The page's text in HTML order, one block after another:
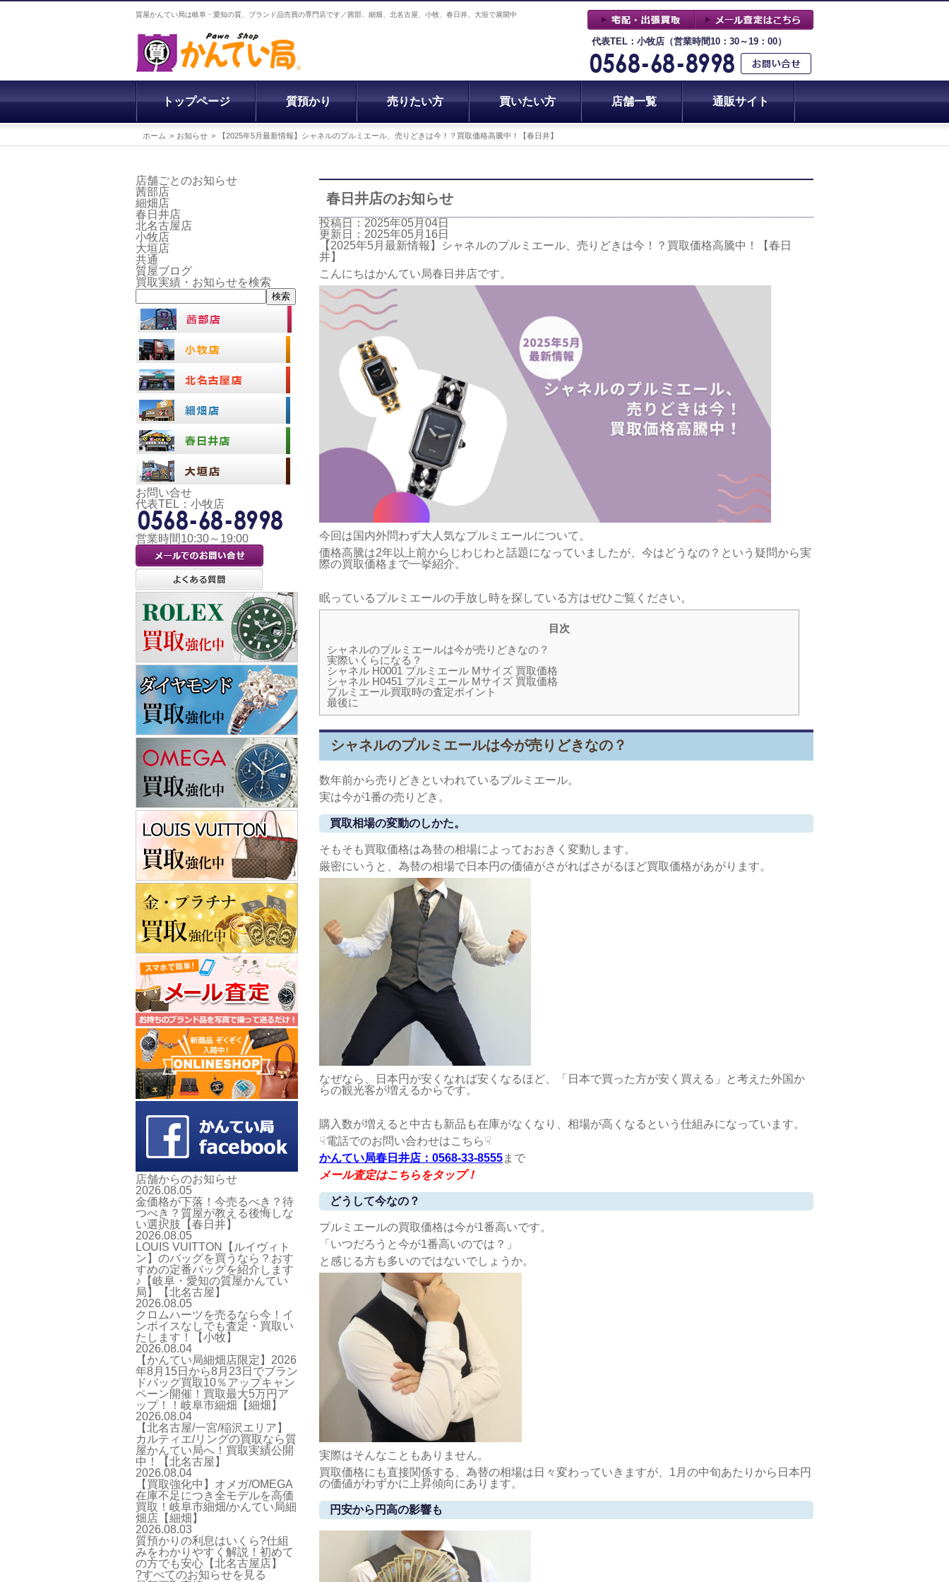
質屋かんてい局は岐阜・愛知の質、ブランド品売買の専門店です／茜部、細畑、北名古屋、小牧、春日井、大垣で展開中
代表TEL：小牧店（営業時間10：30～19：00）
トップページ 質預かり 売りたい方 買いたい方 店舗一覧 通販サイト
ホーム お知らせ 【2025年5月最新情報】シャネルのプルミエール、売りどきは今！？買取価格高騰中！【春日井】
春日井店のお知らせ
投稿日：2025年05月04日
更新日：2025年05月16日
【2025年5月最新情報】シャネルのプルミエール、売りどきは今！？買取価格高騰中！【春日
井】
こんにちはかんてい局春日井店です。
今回は国内外問わず大人気なプルミエールについて。
価格高騰は2年以上前からじわじわと話題になっていましたが、今はどうなの？という疑問から実
際の買取価格まで一挙紹介。
眠っているプルミエールの手放し時を探している方はぜひご覧ください。
目次
シャネルのプルミエールは今が売りどきなの？
実際いくらになる？
シャネル H0001 プルミエール Mサイズ 買取価格
シャネル H0451 プルミエール Mサイズ 買取価格
プルミエール買取時の査定ポイント
最後に
シャネルのプルミエールは今が売りどきなの？
数年前から売りどきといわれているプルミエール。
実は今が1番の売りどき。
買取相場の変動のしかた。
そもそも買取価格は為替の相場によっておおきく変動します。
厳密にいうと、為替の相場で日本円の価値がさがればさがるほど買取価格があがります。
なぜなら、日本円が安くなれば安くなるほど、「日本で買った方が安く買える」と考えた外国か
らの観光客が増えるからです。
購入数が増えると中古も新品も在庫がなくなり、相場が高くなるという仕組みになっています。
☟電話でのお問い合わせはこちら☟
かんてい局春日井店：0568-33-8555まで
メール査定はこちらをタップ！
どうして今なの？
プルミエールの買取価格は今が1番高いです。
「いつだろうと今が1番高いのでは？」
と感じる方も多いのではないでしょうか。
実際はそんなこともありません。
買取価格にも直接関係する、為替の相場は日々変わっていきますが、1月の中旬あたりから日本円
の価値がわずかに上昇傾向にあります。
円安から円高の影響も
店舗ごとのお知らせ
茜部店
細畑店
春日井店
北名古屋店
小牧店
大垣店
共通
質屋ブログ
買取実績・お知らせを検索
検索
お問い合せ
代表TEL：小牧店
営業時間10:30～19:00
店舗からのお知らせ
2026.08.05
金価格が下落！今売るべき？待
つべき？質屋が教える後悔しな
い選択肢【春日井】
2026.08.05
LOUIS VUITTON【ルイヴィト
ン】のバッグを買うなら？おす
すめの定番バッグを紹介します
♪【岐阜・愛知の質屋かんてい
局】【北名古屋】
2026.08.05
クロムハーツを売るなら今！イ
ンボイスなしでも査定・買取い
たします！【小牧】
2026.08.04
【かんてい局細畑店限定】2026
年8月15日から8月23日でブラン
ドバッグ買取10％アップキャン
ペーン開催！買取最大5万円ア
ップ！！岐阜市細畑【細畑】
2026.08.04
【北名古屋/一宮/稲沢エリア】
カルティエ/リングの買取なら質
屋かんてい局へ！買取実績公開
中！【北名古屋】
2026.08.04
【買取強化中】オメガ/OMEGA
在庫不足につき全モデルを高価
買取！岐阜市細畑/かんてい局細
畑店【細畑】
2026.08.03
質預かりの利息はいくら?仕組
みをわかりやすく解説！初めて
の方でも安心【北名古屋店】
?すべてのお知らせを見る